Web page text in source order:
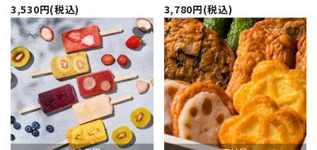
3,530円(税込)
3,780円(税込)
favorite favorite